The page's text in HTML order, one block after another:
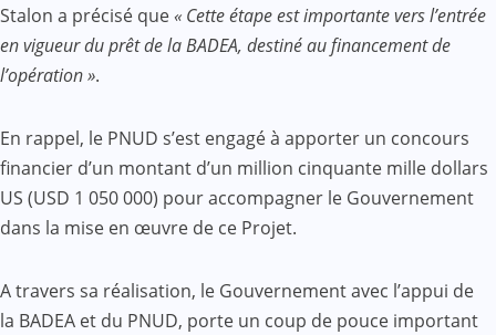
Stalon a précisé que« Cette étape est importante vers l’entrée
en vigueur du prêt de la BADEA, destiné au financement de
l’opération ».
En rappel, le PNUD s’est engagé à apporter un concours
financier d’un montant d’un million cinquante mille dollars
US (USD 1 050 000) pour accompagner le Gouvernement
dans la mise en œuvre de ce Projet.
A travers sa réalisation, le Gouvernement avec l’appui de
la BADEA et du PNUD, porte un coup de pouce important